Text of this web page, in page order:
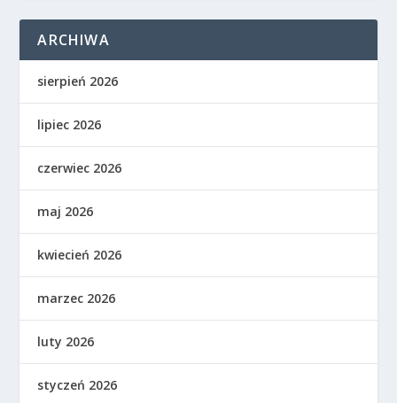
ARCHIWA
sierpień 2026
lipiec 2026
czerwiec 2026
maj 2026
kwiecień 2026
marzec 2026
luty 2026
styczeń 2026